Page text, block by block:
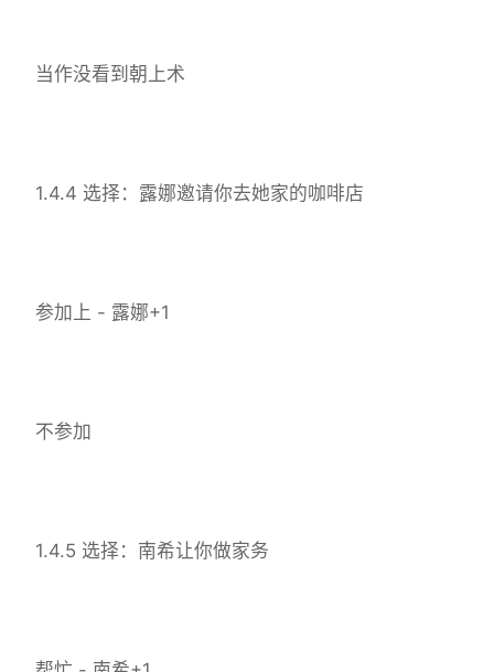
当作没看到朝上术
1.4.4 选择：露娜邀请你去她家的咖啡店
参加上 - 露娜+1
不参加
1.4.5 选择：南希让你做家务